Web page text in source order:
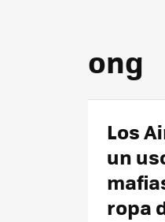
ong
Los
un
ropa